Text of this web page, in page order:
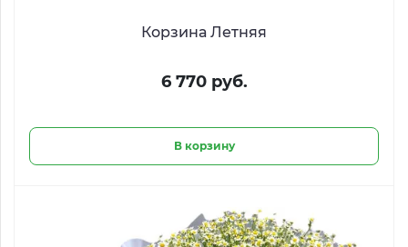
Корзина Летняя
6 770 руб.
В корзину